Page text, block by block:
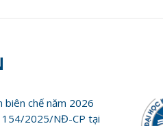
biên chế năm 2026
2025/NĐ-CP tại